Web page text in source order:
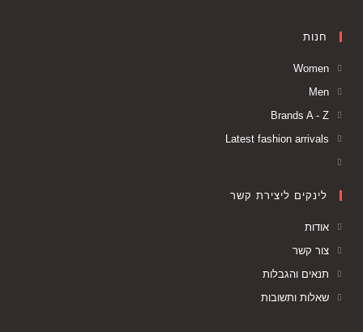
חנות
Women
Men
Brands A - Z
Latest fashion arrivals
לינקים ליצירת קשר
אודות
צור קשר
תנאים והגבלות
שאלות ותשובות